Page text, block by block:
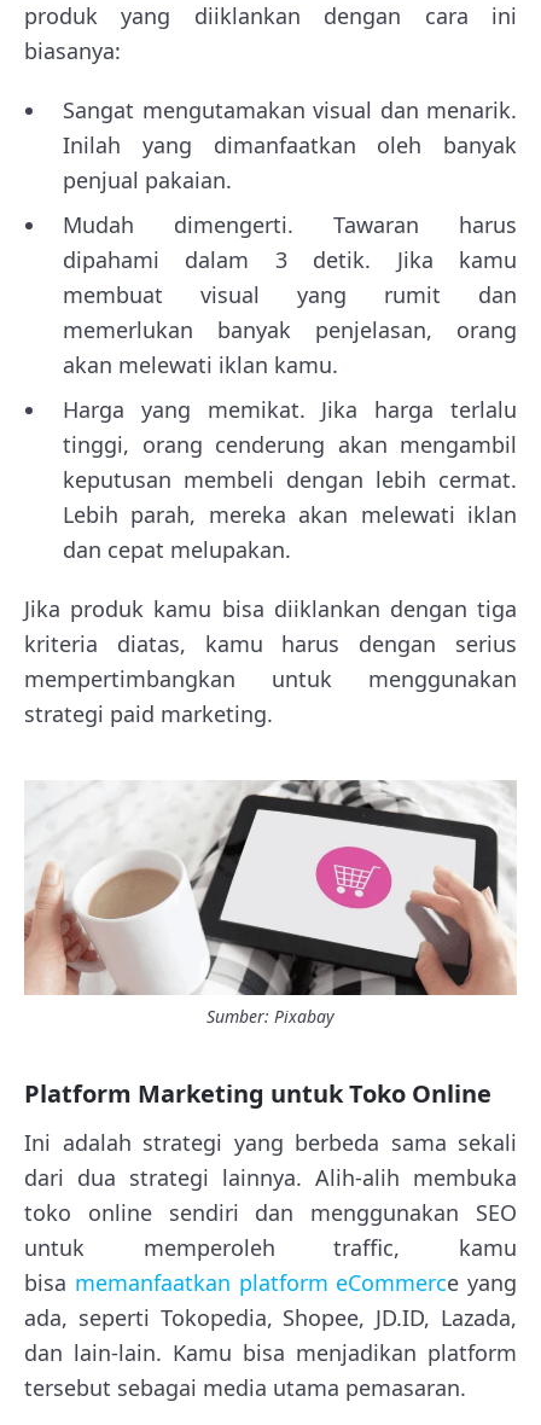
produk yang diiklankan dengan cara ini
biasanya:
Sangat mengutamakan visual dan menarik.
Inilah yang dimanfaatkan oleh banyak
penjual pakaian.
Mudah dimengerti. Tawaran harus
dipahami dalam 3 detik. Jika kamu
membuat visual yang rumit dan
memerlukan banyak penjelasan, orang
akan melewati iklan kamu.
Harga yang memikat. Jika harga terlalu
tinggi, orang cenderung akan mengambil
keputusan membeli dengan lebih cermat.
Lebih parah, mereka akan melewati iklan
dan cepat melupakan.
Jika produk kamu bisa diiklankan dengan tiga
kriteria diatas, kamu harus dengan serius
mempertimbangkan untuk menggunakan
strategi paid marketing.
Sumber: Pixabay
Platform Marketing untuk Toko Online
Ini adalah strategi yang berbeda sama sekali
dari dua strategi lainnya. Alih-alih membuka
toko online sendiri dan menggunakan SEO
untuk memperoleh traffic, kamu
bisa memanfaatkan platform eCommerce yang
ada, seperti Tokopedia, Shopee, JD.ID, Lazada,
dan lain-lain. Kamu bisa menjadikan platform
tersebut sebagai media utama pemasaran.